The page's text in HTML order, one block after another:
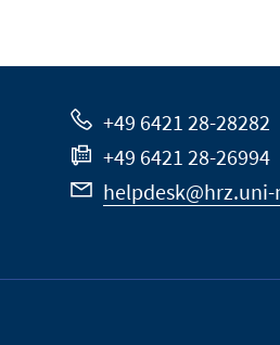
+49 6421 28-28282
+49 6421 28-26994